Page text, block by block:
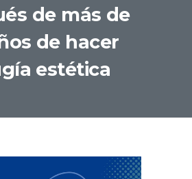
de más de
de hacer
estética